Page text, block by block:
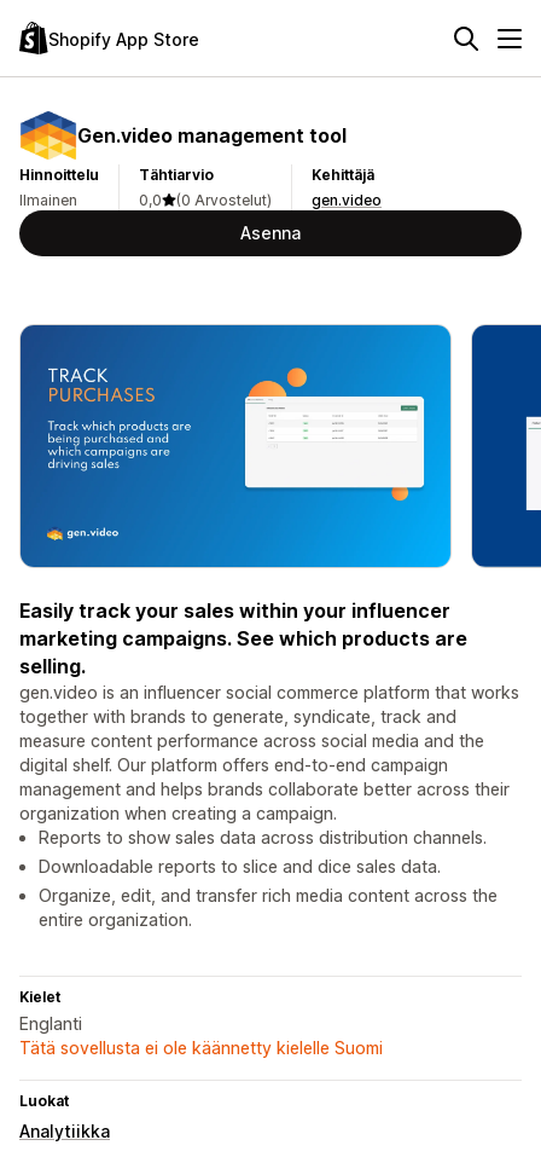
Shopify App Store
Gen.video management tool
Hinnoittelu
Ilmainen
Tähtiarvio
0,0
(0 Arvostelut)
Kehittäjä
gen.video
Asenna
Easily track your sales within your influencer
marketing campaigns. See which products are
selling.
gen.video is an influencer social commerce platform that works
together with brands to generate, syndicate, track and
measure content performance across social media and the
digital shelf. Our platform offers end-to-end campaign
management and helps brands collaborate better across their
organization when creating a campaign.
Reports to show sales data across distribution channels.
Downloadable reports to slice and dice sales data.
Organize, edit, and transfer rich media content across the
entire organization.
Kielet
Englanti
Tätä sovellusta ei ole käännetty kielelle Suomi
Luokat
Analytiikka